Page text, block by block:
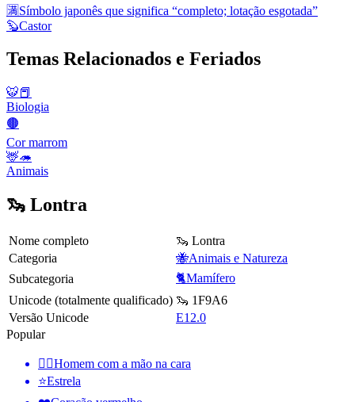
🈵Símbolo japonês que significa “completo; lotação esgotada”
🦫Castor
Temas Relacionados e Feriados
🐯📕
Biologia
🟤
Cor marrom
🦌🦔
Animais
🦦 Lontra
Nome completo
🦦 Lontra
Categoria
🐝Animais e Natureza
Subcategoria
🐈Mamífero
Unicode (totalmente qualificado) 🦦 1F9A6
Versão Unicode
E12.0
Popular
🤦‍♂️Homem com a mão na cara
⭐Estrela